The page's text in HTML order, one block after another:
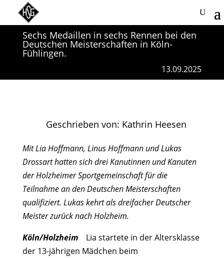
Sechs Medaillen in sechs Rennen bei den
Deutschen Meisterschaften in Köln-
Fühlingen.
13.09.2025
Geschrieben von: Kathrin Heesen
Mit Lia Hoffmann, Linus Hoffmann und Lukas
Drossart hatten sich drei Kanutinnen und Kanuten
der Holzheimer Sportgemeinschaft für die
Teilnahme an den Deutschen Meisterschaften
qualifiziert. Lukas kehrt als dreifacher Deutscher
Meister zurück nach Holzheim.
Köln/HolzheimLia startete in der Altersklasse
der 13-jährigen Mädchen beim